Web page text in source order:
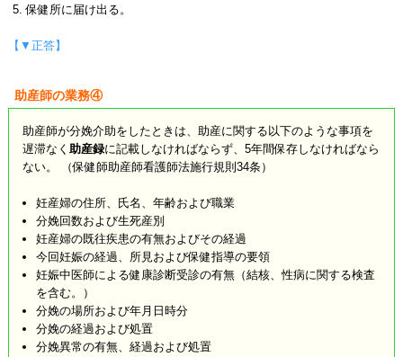
保健所に届け出る。
【▼正答】
助産師の業務④
助産師が分娩介助をしたときは、助産に関する以下のような事項を
遅滞なく 助産録に記載しなければならず、5年間保存しなければなら
ない。 （保健師助産師看護師法施行規則34条）
妊産婦の住所、氏名、年齢および職業
分娩回数および生死産別
妊産婦の既往疾患の有無およびその経過
今回妊娠の経過、所見および保健指導の要領
妊娠中医師による健康診断受診の有無（結核、性病に関する検査
を含む。）
分娩の場所および年月日時分
分娩の経過および処置
分娩異常の有無、経過および処置